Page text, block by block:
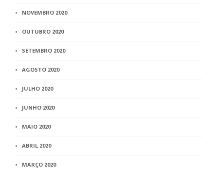
NOVEMBRO 2020
OUTUBRO 2020
SETEMBRO 2020
AGOSTO 2020
JULHO 2020
JUNHO 2020
MAIO 2020
ABRIL 2020
MARÇO 2020